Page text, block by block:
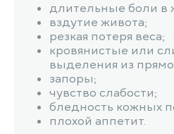
длительные боли в
вздутие живота;
резкая потеря веса;
кровянистые или
выделения из
запоры;
чувство слабости;
бледность кожных
плохой аппетит.